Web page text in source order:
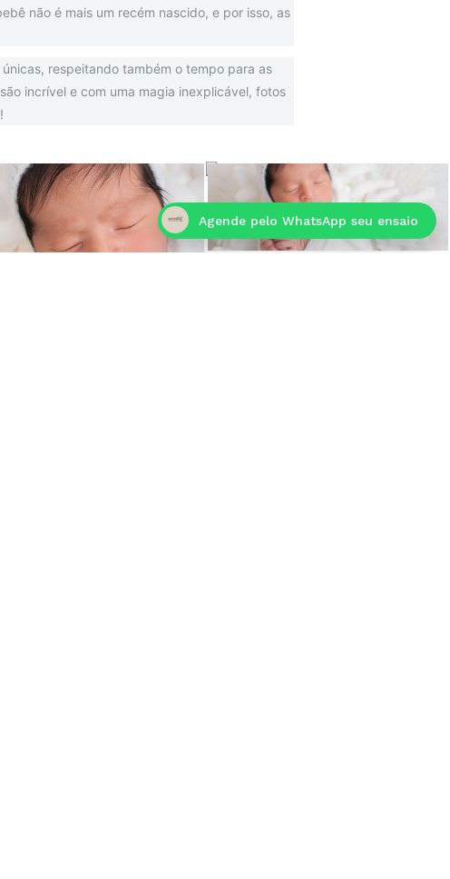
não é mais um recém nascido, e por isso, as
respeitando também o tempo para as
incrível e com uma magia inexplicável, fotos
Agende pelo WhatsApp seu ensaio